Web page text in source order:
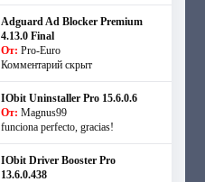
Adguard Ad Blocker Premium
4.13.0 Final
От: Pro-Euro
Комментарий скрыт
IObit Uninstaller Pro 15.6.0.6
От: Magnus99
funciona perfecto, gracias!
IObit Driver Booster Pro
13.6.0.438